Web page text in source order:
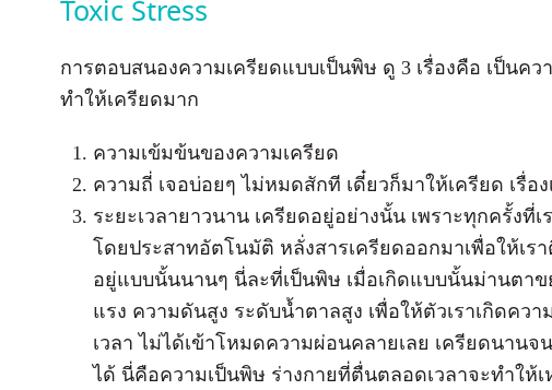
Toxic Stress
การตอบสนองความเครียดแบบเป็นพิษ ดู 3 เรื่องคือ เป็นค
ทำให้เครียดมาก
ความเข้มข้นของความเครียด
ความถี่ เจอบ่อยๆ ไม่หมดสักที เดี๋ยวก็มาให้เครียด เรื่อ
ระยะเวลายาวนาน เครียดอยู่อย่างนั้น เพราะทุกครั้งที่เ
โดยประสาทอัตโนมัติ หลั่งสารเครียดออกมาเพื่อให้เ
อยู่แบบนั้นนานๆ นี่ละที่เป็นพิษ เมื่อเกิดแบบนั้นม่านตา
แรง ความดันสูง ระดับน้ำตาลสูง เพื่อให้ตัวเราเกิดคว
เวลา ไม่ได้เข้าโหมดความผ่อนคลายเลย เครียดนาน
ได้ นี่คือความเป็นพิษ ร่างกายที่ตื่นตลอดเวลาจะทำให้